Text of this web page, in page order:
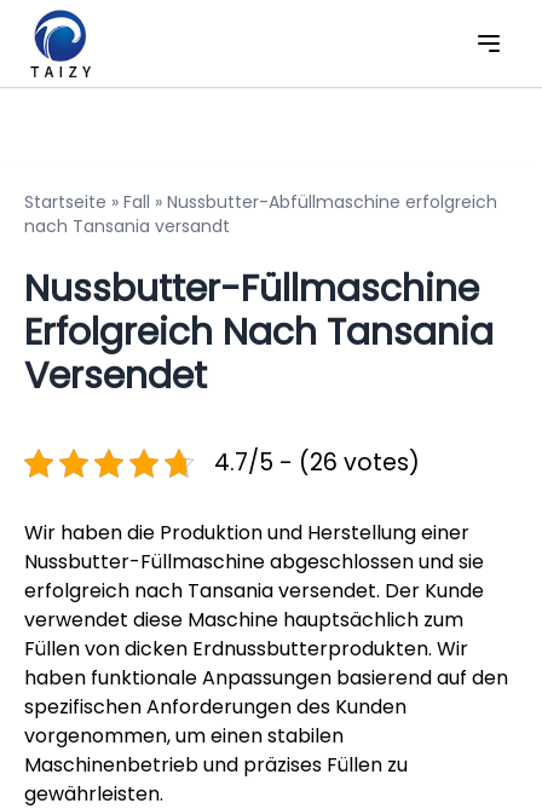
Startseite » Fall » Nussbutter-Abfüllmaschine erfolgreich
nach Tansania versandt
Nussbutter-Füllmaschine
Erfolgreich Nach Tansania
Versendet
4.7/5 - (26 votes)
Wir haben die Produktion und Herstellung einer
Nussbutter-Füllmaschine abgeschlossen und sie
erfolgreich nach Tansania versendet. Der Kunde
verwendet diese Maschine hauptsächlich zum
Füllen von dicken Erdnussbutterprodukten. Wir
haben funktionale Anpassungen basierend auf den
spezifischen Anforderungen des Kunden
vorgenommen, um einen stabilen
Maschinenbetrieb und präzises Füllen zu
gewährleisten.